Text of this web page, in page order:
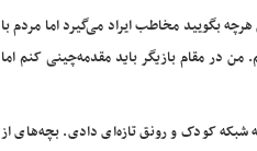
بگویید مخاطب ایراد می‌گیرد اما مردم با
در مقام بازیگر باید مقدمه‌چینی کنم اما
کودک و رونق تازه‌ای دادی. بچه‌های از